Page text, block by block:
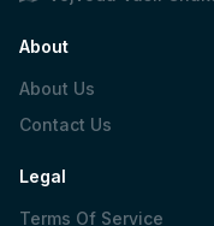
About
About Us
Contact Us
Legal
Terms Of Service